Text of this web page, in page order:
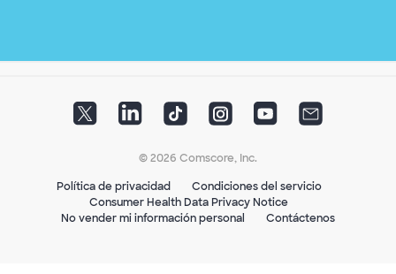
© 2026 Comscore, Inc.
Política de privacidad
Condiciones del servicio
Consumer Health Data Privacy Notice
No vender mi información personal
Contáctenos